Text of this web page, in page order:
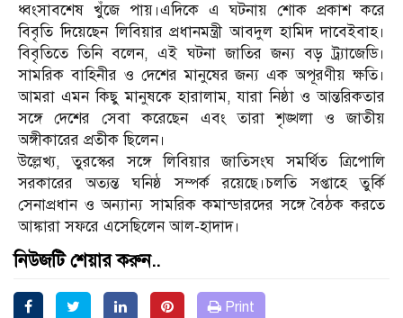
ধ্বংসাবশেষ খুঁজে পায়।এদিকে এ ঘটনায় শোক প্রকাশ করে
বিবৃতি দিয়েছেন লিবিয়ার প্রধানমন্ত্রী আবদুল হামিদ দাবেইবাহ।
বিবৃতিতে তিনি বলেন, এই ঘটনা জাতির জন্য বড় ট্র্যাজেডি।
সামরিক বাহিনীর ও দেশের মানুষের জন্য এক অপূরণীয় ক্ষতি।
আমরা এমন কিছু মানুষকে হারালাম, যারা নিষ্ঠা ও আন্তরিকতার
সঙ্গে দেশের সেবা করেছেন এবং তারা শৃঙ্খলা ও জাতীয়
অঙ্গীকারের প্রতীক ছিলেন।
উল্লেখ্য, তুরস্কের সঙ্গে লিবিয়ার জাতিসংঘ সমর্থিত ত্রিপোলি
সরকারের অত্যন্ত ঘনিষ্ঠ সম্পর্ক রয়েছে।চলতি সপ্তাহে তুর্কি
সেনাপ্রধান ও অন্যান্য সামরিক কমান্ডারদের সঙ্গে বৈঠক করতে
আঙ্কারা সফরে এসেছিলেন আল-হাদাদ।
নিউজটি শেয়ার করুন..
Print